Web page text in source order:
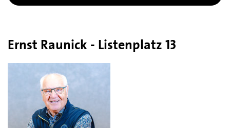
Ernst Raunick - Listenplatz 13